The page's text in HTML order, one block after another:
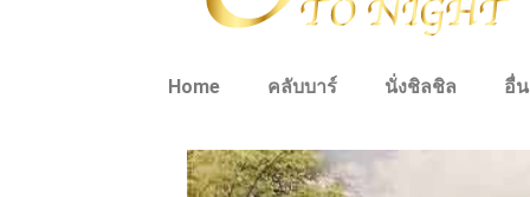
Home คลับบาร์ นั่งชิลชิล อื่